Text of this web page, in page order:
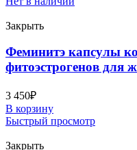
Закрыть
Феминитэ капсулы
фитоэстрогенов для
3 450₽
В корзину
Быстрый просмотр
Закрыть